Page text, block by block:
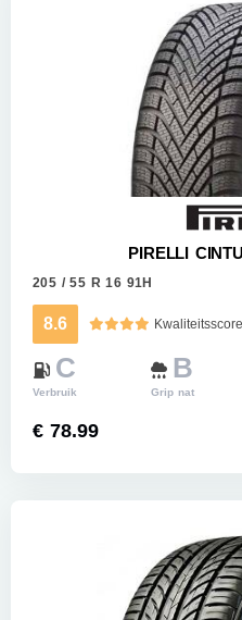
PIRELLI
205 / 55 R 16 91H
8.6 Kwaliteitsscore
C
Verbruik
B
Grip nat
€ 78.99